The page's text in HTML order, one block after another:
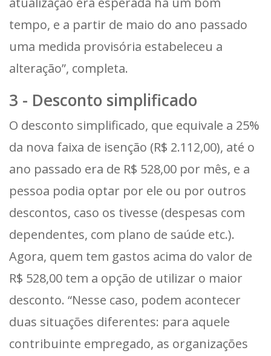
tempo, e a partir de maio do ano passado
uma medida provisória estabeleceu a
alteração”, completa.
3 - Desconto simplificado
O desconto simplificado, que equivale a 25%
da nova faixa de isenção (R$ 2.112,00), até o
ano passado era de R$ 528,00 por mês, e a
pessoa podia optar por ele ou por outros
descontos, caso os tivesse (despesas com
dependentes, com plano de saúde etc.).
Agora, quem tem gastos acima do valor de
R$ 528,00 tem a opção de utilizar o maior
desconto. “Nesse caso, podem acontecer
duas situações diferentes: para aquele
contribuinte empregado, as organizações